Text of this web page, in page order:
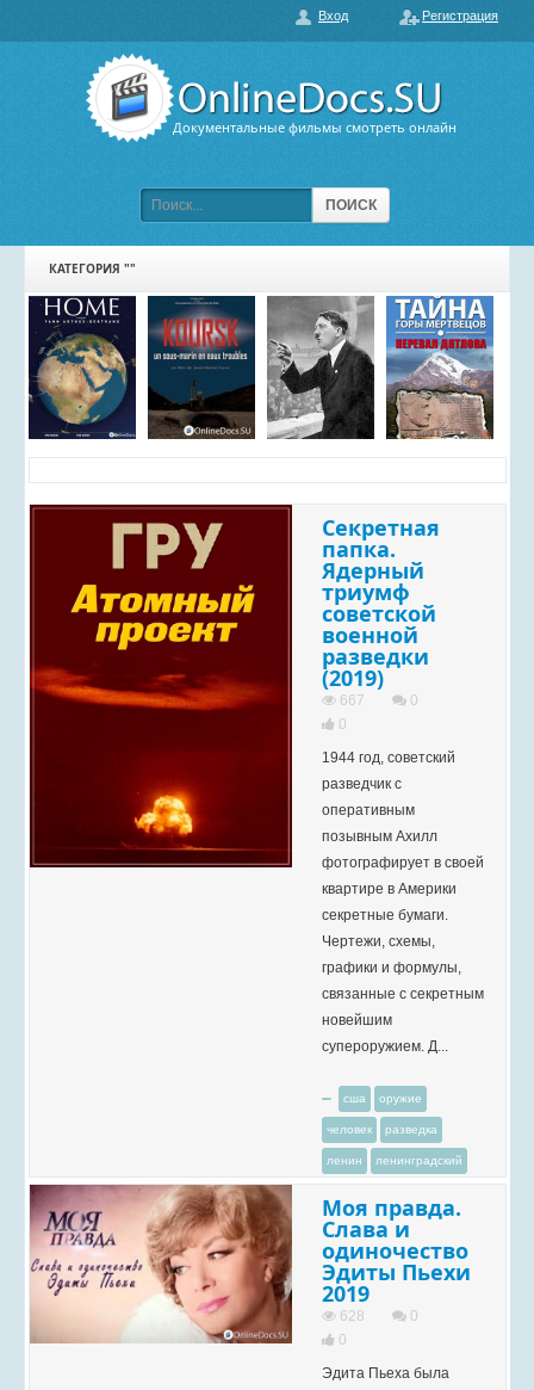
Документальные фильмы смотреть онлайн
ПОИСК
О нас
Вход Регистрация
ПОПУЛЯРНЫЕ
ПОДБОРКИ ФИЛЬМОВ
КАРТА САЙТА
КОНТАКТЫ
КАТЕГОРИЯ ""
Секретная
папка.
Ядерный
триумф
советской
военной
разведки
(2019)
667
0
0
1944 год, советский
разведчик с
оперативным
позывным Ахилл
фотографирует в своей
квартире в Америки
секретные бумаги.
Чертежи, схемы,
графики и формулы,
связанные с секретным
новейшим
супероружием. Д...
сша оружие
человек разведка
ленин ленинградский
Моя правда.
Слава и
одиночество
Эдиты Пьехи
2019
628
0
0
Эдита Пьеха была